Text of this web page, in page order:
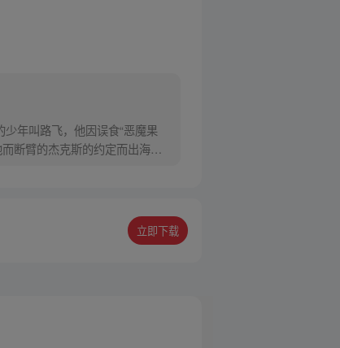
年叫路飞，他因误食“恶魔果
断臂的杰克斯的约定而出海，
立即下载